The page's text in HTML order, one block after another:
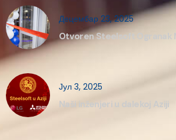
Децембар 23, 2025
Otvoren Steelsoft Ogranak
Јул 3, 2025
Naši inženjeri u dalekoj Aziji